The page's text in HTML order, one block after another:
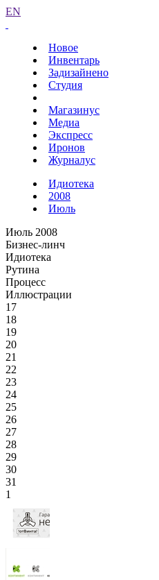
EN
Новое
Инвентарь
Задизайнено
Студия
Магазинус
Медиа
Экспресс
Иронов
Журналус
Идиотека
2008
Июль
Июль 2008
Бизнес-линч
Идиотека
Рутина
Процесс
Иллюстрации
17
18
19
20
21
22
23
24
25
26
27
28
29
30
31
1